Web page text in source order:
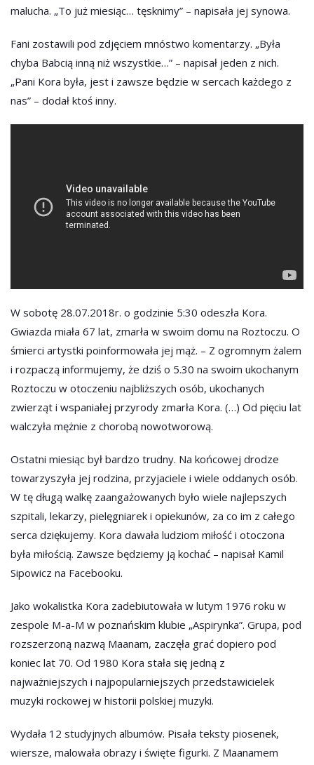
malucha. „To już miesiąc… tęsknimy” – napisała jej synowa.
Fani zostawili pod zdjęciem mnóstwo komentarzy. „Była
chyba Babcią inną niż wszystkie…” – napisał jeden z nich.
„Pani Kora była, jest i zawsze będzie w sercach każdego z
nas” – dodał ktoś inny.
W sobotę 28.07.2018r. o godzinie 5:30 odeszła Kora.
Gwiazda miała 67 lat, zmarła w swoim domu na Roztoczu. O
śmierci artystki poinformowała jej mąż. – Z ogromnym żalem
i rozpaczą informujemy, że dziś o 5.30 na swoim ukochanym
Roztoczu w otoczeniu najbliższych osób, ukochanych
zwierząt i wspaniałej przyrody zmarła Kora. (…) Od pięciu lat
walczyła mężnie z chorobą nowotworową.
Ostatni miesiąc był bardzo trudny. Na końcowej drodze
towarzyszyła jej rodzina, przyjaciele i wiele oddanych osób.
W tę długą walkę zaangażowanych było wiele najlepszych
szpitali, lekarzy, pielęgniarek i opiekunów, za co im z całego
serca dziękujemy. Kora dawała ludziom miłość i otoczona
była miłością. Zawsze będziemy ją kochać – napisał Kamil
Sipowicz na Facebooku.
Jako wokalistka Kora zadebiutowała w lutym 1976 roku w
zespole M-a-M w poznańskim klubie „Aspirynka”. Grupa, pod
rozszerzoną nazwą Maanam, zaczęła grać dopiero pod
koniec lat 70. Od 1980 Kora stała się jedną z
najważniejszych i najpopularniejszych przedstawicielek
muzyki rockowej w historii polskiej muzyki.
Wydała 12 studyjnych albumów. Pisała teksty piosenek,
wiersze, malowała obrazy i święte figurki. Z Maanamem